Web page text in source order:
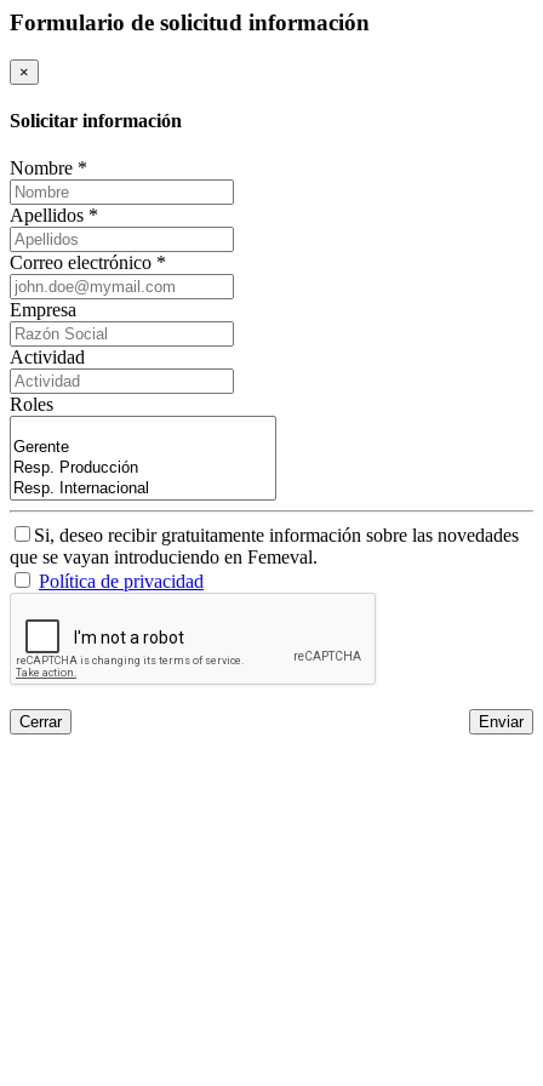
Formulario de solicitud información
×
Solicitar información
Nombre *
Apellidos *
Correo electrónico *
Empresa
Actividad
Roles
Si, deseo recibir gratuitamente información sobre las novedades
que se vayan introduciendo en Femeval.
Política de privacidad
Cerrar